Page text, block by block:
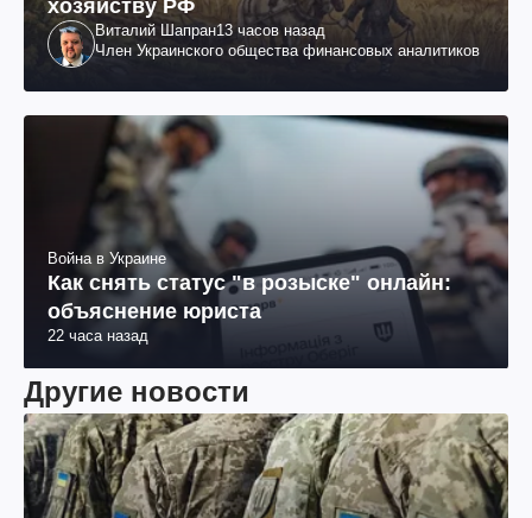
хозяйству РФ
Виталий Шапран13 часов назад
Член Украинского общества финансовых аналитиков
Война в Украине
Как снять статус "в розыске" онлайн:
объяснение юриста
22 часа назад
Другие новости